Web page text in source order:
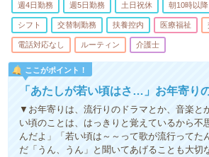
週4日勤務 週5日勤務 土日祝休 朝10時以降
シフト 交替制勤務 扶養控内 医療福祉
電話対応なし ルーティン 介護士
ここがポイント！
「あたしが若い頃はさ…」お年寄り
▼お年寄りは、流行りのドラマとか、音楽と
い頃のことは、はっきりと覚えているから
んだよ」「若い頃は～～って歌が流行って
だ「うん、うん」と聞いてあげることも大